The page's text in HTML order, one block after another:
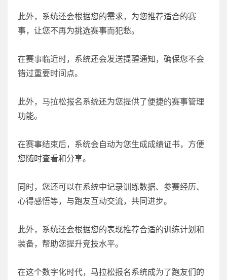
此外，系统还会根据您的需求，为您推荐适合的赛
事，让您不再为挑选赛事而犯愁。
在赛事临近时，系统还会发送提醒通知，确保您不会
错过重要时间点。
此外，马拉松报名系统还为您提供了便捷的赛事管理
功能。
在赛事结束后，系统会自动为您生成成绩证书，方便
您随时查看和分享。
同时，您还可以在系统中记录训练数据、参赛经历、
心得感悟等，与跑友互动交流，共同进步。
此外，系统还会根据您的表现推荐合适的训练计划和
装备，帮助您提升竞技水平。
在这个数字化时代，马拉松报名系统成为了跑友们的